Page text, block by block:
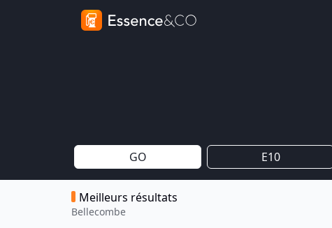
GO E10
Meilleurs résultats
Bellecombe